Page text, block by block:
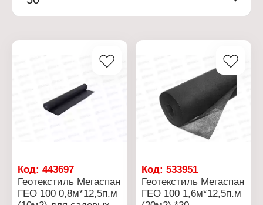
Код: 443697
Геотекстиль Мегаспан
ГЕО 100 0,8м*12,5п.м
Код:533951
Геотекстиль Мегаспан
ГЕО 100 1,6м*12,5п.м